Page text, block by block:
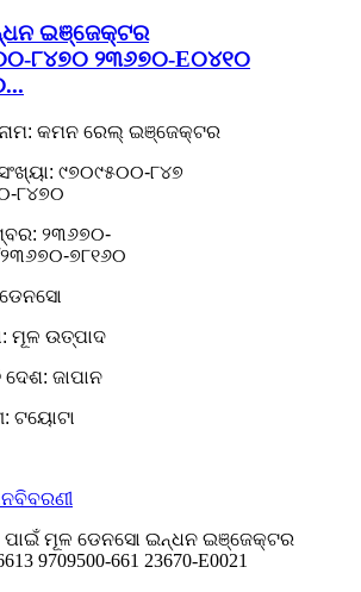
ଇଞ୍ଜେକ୍ଟର
୮୪୭୦ ୨୩୬୭୦-E୦୪୧୦
କମନ ରେଲ୍ ଇଞ୍ଜେକ୍ଟର
୯୭୦୯୫୦୦-୮୪୭
୮୪୭୦
୨୩୬୭୦-
୭୮୧୬୦
ମୂଳ ଉତ୍ପାଦ
ଜାପାନ
ଟୟୋଟା
ବିବରଣୀ